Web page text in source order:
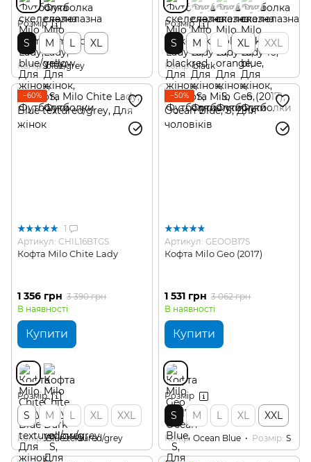
Розмір
S M L XL
Колір blue/grey
Розмір
S M L XL XXL
Колір black
−60%
1
Артикул: CHIL16BTGS
Кофта Milo Chite Lady
1 356 грн 3 390 грн
В наявності
Купити
Розмір
S M L XL XXL
Колір Blue textured/grey
−50%
Артикул: GEOOB17S
Кофта Milo Geo (2017)
1 531 грн 3 062 грн
В наявності
Купити
Розмір
S M L XL XXL
Колір Ocean Blue Розмір S